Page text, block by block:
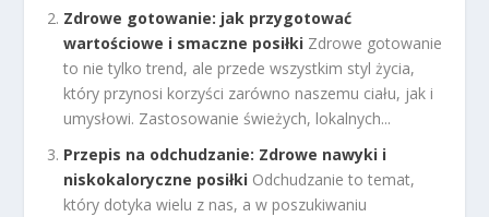
Zdrowe gotowanie: jak przygotować
wartościowe i smaczne posiłki Zdrowe gotowanie
to nie tylko trend, ale przede wszystkim styl życia,
który przynosi korzyści zarówno naszemu ciału, jak i
umysłowi. Zastosowanie świeżych, lokalnych...
Przepis na odchudzanie: Zdrowe nawyki i
niskokaloryczne posiłki Odchudzanie to temat,
który dotyka wielu z nas, a w poszukiwaniu